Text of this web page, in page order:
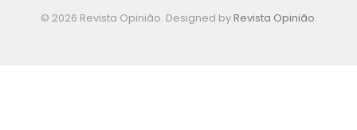
© 2026 Revista Opinião. Designed by Revista Opinião.